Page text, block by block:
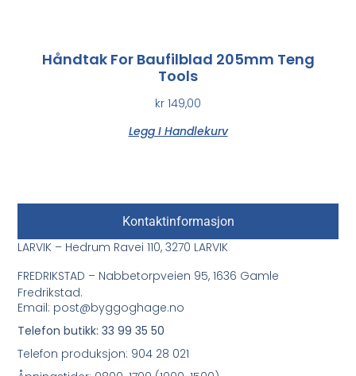
Håndtak For Baufilblad 205mm Teng
Tools
kr 149,00
Legg I Handlekurv
Kontaktinformasjon
LARVIK – Hedrum Ravei 110, 3270 LARVIK
FREDRIKSTAD – Nabbetorpveien 95, 1636 Gamle
Fredrikstad.
Email: post@byggoghage.no
Telefon butikk: 33 99 35 50
Telefon produksjon: 904 28 021